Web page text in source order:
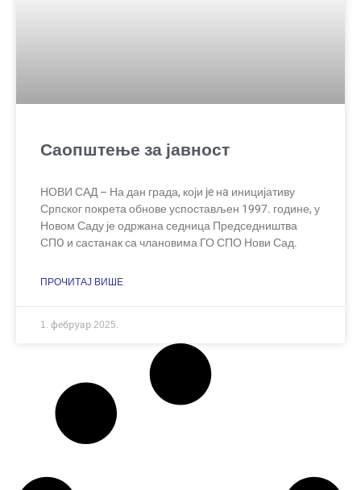
Саопштење за јавност
НОВИ САД – На дан града, који je нa иницијативу
Српског покрета обнове успостављен 1997. године, у
Новом Саду је одржана седница Председништва
СПO и састанак са члановима ГО СПО Нови Сад.
ПРОЧИТАЈ ВИШЕ
1. фебруар 2025.